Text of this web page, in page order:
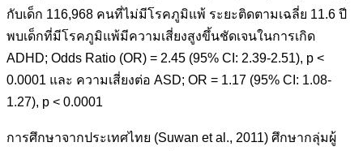
กับเด็ก 116,968 คนที่ไม่มีโรคภูมิแพ้ ระยะติดตามเฉลี่ย 11.6 ปี
พบเด็กที่มีโรคภูมิแพ้มีความเสี่ยงสูงขึ้นชัดเจนในการเกิด
ADHD; Odds Ratio (OR) = 2.45 (95% CI: 2.39-2.51), p <
0.0001 และ ความเสี่ยงต่อ ASD; OR = 1.17 (95% CI: 1.08-
1.27), p < 0.0001
การศึกษาจากประเทศไทย (Suwan et al., 2011) ศึกษากลุ่มผู้